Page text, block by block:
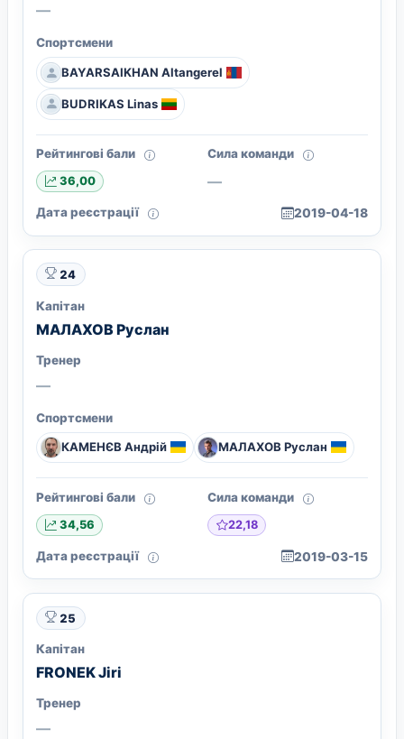
—
Спортсмени
BAYARSAIKHAN Altangerel
BUDRIKAS Linas
Рейтингові бали
36,00
Сила команди
—
Дата реєстрації 2019-04-18
24
Капітан
МАЛАХОВ Руслан
Тренер
—
Спортсмени
КАМЕНЄВ Андрій МАЛАХОВ Руслан
Рейтингові бали
34,56
Сила команди
22,18
Дата реєстрації 2019-03-15
25
Капітан
FRONEK Jiri
Тренер
—